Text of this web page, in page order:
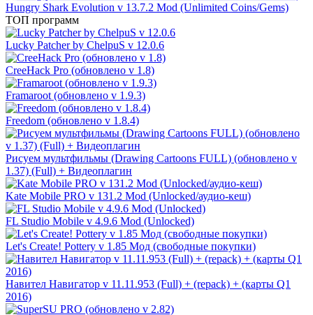
Hungry Shark Evolution v 13.7.2 Mod (Unlimited Coins/Gems)
ТОП программ
Lucky Patcher by ChelpuS v 12.0.6
CreeHack Pro (обновлено v 1.8)
Framaroot (обновлено v 1.9.3)
Freedom (обновлено v 1.8.4)
Рисуем мультфильмы (Drawing Cartoons FULL) (обновлено v
1.37) (Full) + Видеоплагин
Kate Mobile PRO v 131.2 Mod (Unlocked/аудио-кеш)
FL Studio Mobile v 4.9.6 Mod (Unlocked)
Let's Create! Pottery v 1.85 Мод (свободные покупки)
Навител Навигатор v 11.11.953 (Full) + (repack) + (карты Q1
2016)